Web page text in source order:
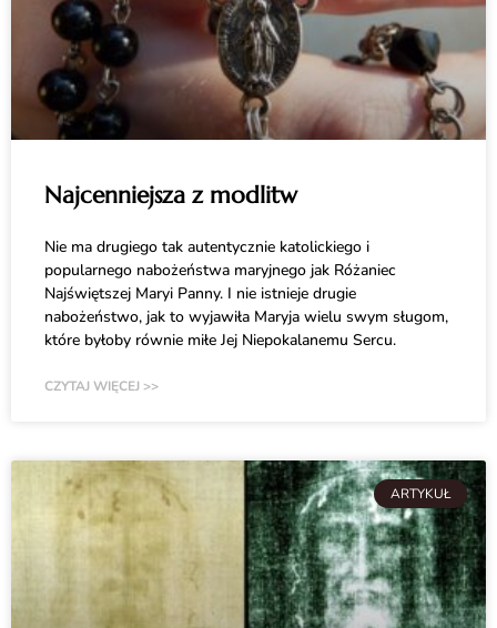
Najcenniejsza z modlitw
Nie ma drugiego tak autentycznie katolickiego i
popularnego nabożeństwa maryjnego jak Różaniec
Najświętszej Maryi Panny. I nie istnieje drugie
nabożeństwo, jak to wyjawiła Maryja wielu swym sługom,
które byłoby równie miłe Jej Niepokalanemu Sercu.
CZYTAJ WIĘCEJ >>
ARTYKUŁ